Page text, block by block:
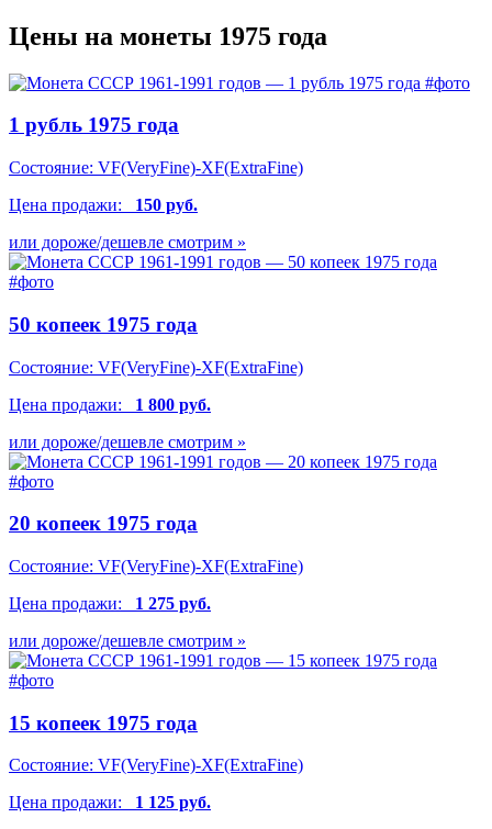
Цены на монеты 1975 года
1 рубль 1975 года
Состояние: VF(VeryFine)-XF(ExtraFine)
Цена продажи:
150 руб.
или дороже/дешевле смотрим »
50 копеек 1975 года
Состояние: VF(VeryFine)-XF(ExtraFine)
Цена продажи:
1 800 руб.
или дороже/дешевле смотрим »
20 копеек 1975 года
Состояние: VF(VeryFine)-XF(ExtraFine)
Цена продажи:
1 275 руб.
или дороже/дешевле смотрим »
15 копеек 1975 года
Состояние: VF(VeryFine)-XF(ExtraFine)
Цена продажи:
1 125 руб.